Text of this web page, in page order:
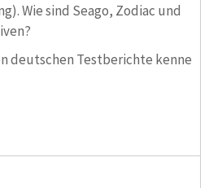
Wie sind Seago, Zodiac und
deutschen Testberichte kenne